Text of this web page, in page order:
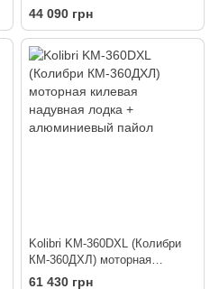
моторная килевая надувная
лодка + фанерный пайол
44 090 грн
Kolibri KM-360DXL (Колибри
КМ-360ДХЛ) моторная
килевая надувная лодка +
61 430 грн